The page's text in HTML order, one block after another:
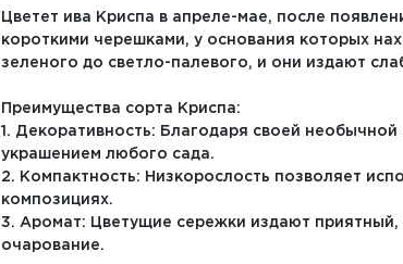
Цветет ива Криспа в апреле-мае, после
короткими черешками, у основания которых
зеленого до светло-палевого, и они издают
Преимущества сорта Криспа:
1. Декоративность: Благодаря своей
украшением любого сада.
2. Компактность: Низкорослость позволяет
композициях.
3. Аромат: Цветущие сережки издают
очарование.